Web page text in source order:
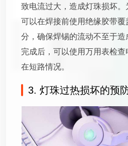
致电流过大，造成灯珠损坏。
可以在焊接前使用绝缘胶带
分，确保焊锡的流动不至于
完成后，可以使用万用表检
在短路情况。
3. 灯珠过热损坏的预